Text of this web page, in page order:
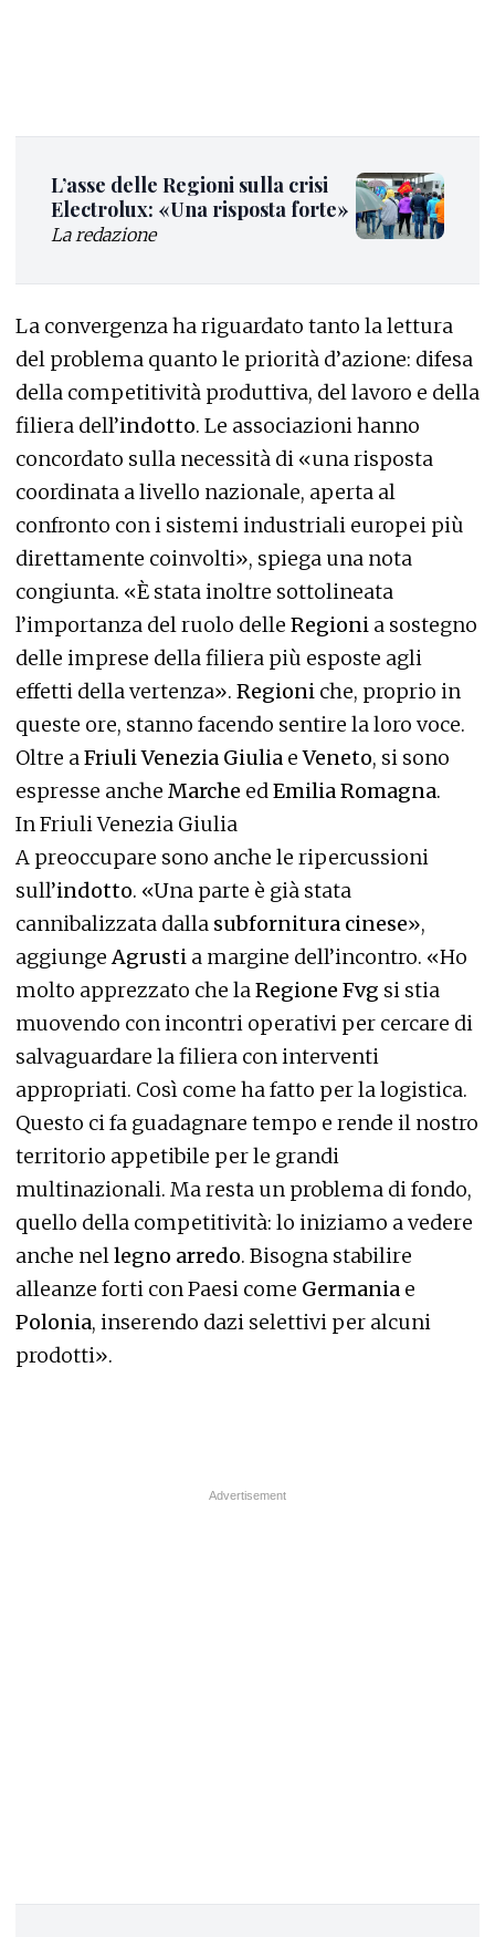
L’asse delle Regioni sulla crisi
Electrolux: «Una risposta forte»
La redazione
La convergenza ha riguardato tanto la lettura
del problema quanto le priorità d’azione: difesa
della competitività produttiva, del lavoro e della
filiera dell’indotto. Le associazioni hanno
concordato sulla necessità di «una risposta
coordinata a livello nazionale, aperta al
confronto con i sistemi industriali europei più
direttamente coinvolti», spiega una nota
congiunta. «È stata inoltre sottolineata
l’importanza del ruolo delle Regioni a sostegno
delle imprese della filiera più esposte agli
effetti della vertenza». Regioni che, proprio in
queste ore, stanno facendo sentire la loro voce.
Oltre a Friuli Venezia Giulia eVeneto, si sono
espresse anche Marche ed Emilia Romagna.
In Friuli Venezia Giulia
A preoccupare sono anche le ripercussioni
sull’indotto. «Una parte è già stata
cannibalizzata dalla subfornitura cinese»,
aggiunge Agrusti a margine dell’incontro. «Ho
molto apprezzato che la Regione Fvg si stia
muovendo con incontri operativi per cercare di
salvaguardare la filiera con interventi
appropriati. Così come ha fatto per la logistica.
Questo ci fa guadagnare tempo e rende il nostro
territorio appetibile per le grandi
multinazionali. Ma resta un problema di fondo,
quello della competitività: lo iniziamo a vedere
anche nel legno arredo. Bisogna stabilire
alleanze forti con Paesi come Germania e
Polonia, inserendo dazi selettivi per alcuni
prodotti».